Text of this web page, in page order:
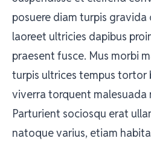
posuere diam turpis gravida
laoreet ultricies dapibus
praesent fusce. Mus morbi
turpis ultrices tempus tortor
viverra torquent malesuada
Parturient sociosqu erat
natoque varius, etiam